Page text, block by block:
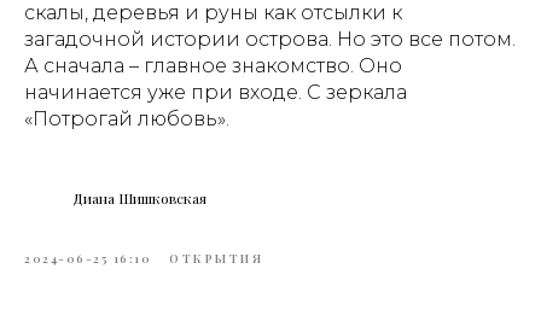
скалы, деревья и руны как отсылки к
загадочной истории острова. Но это все потом.
А сначала – главное знакомство. Оно
начинается уже при входе. С зеркала
«Потрогай любовь».
Диана Шишковская
2024-06-25 16:10 ОТКРЫТИЯ